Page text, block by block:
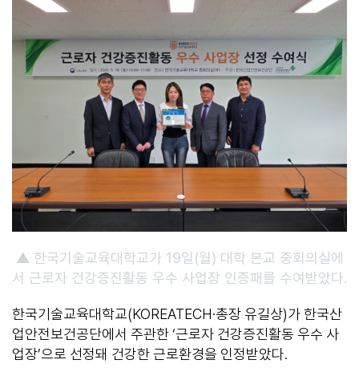
▲ 한국기술교육대학교가 19일(월) 대학 본교 중회의실에
서 근로자 건강증진활동 우수 사업장 인증패를 수여받았다.
한국기술교육대학교(KOREATECH·총장 유길상)가 한국산
업안전보건공단에서 주관한 ‘근로자 건강증진활동 우수 사
업장’으로 선정돼 건강한 근로환경을 인정받았다.